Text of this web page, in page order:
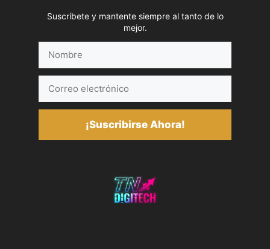
Suscríbete y mantente siempre al tanto de lo
mejor.
electrónico
¡Suscribirse Ahora!